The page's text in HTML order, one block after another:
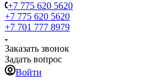
+7 775 620 5620
+7 775 620 5620
+7 701 777 8979
Заказать звонок
Задать вопрос
Войти